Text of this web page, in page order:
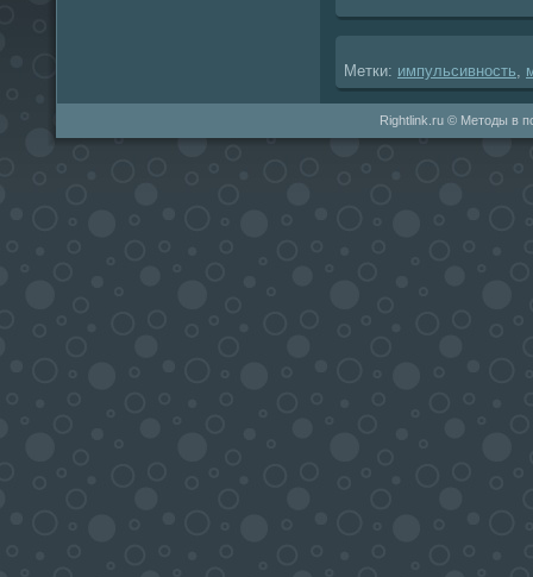
Метки: импульсивность
Rightlink.ru © Методы в